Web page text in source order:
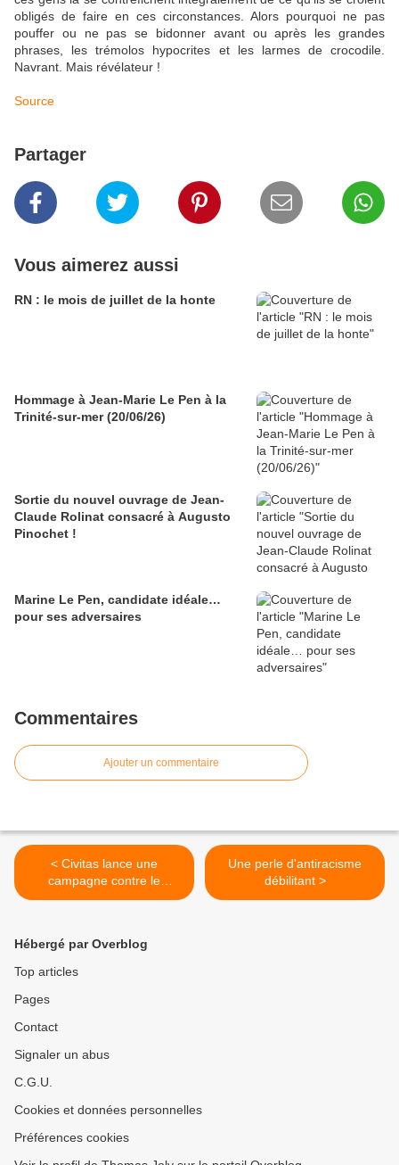
obligés de faire en ces circonstances. Alors pourquoi ne pas
pouffer ou ne pas se bidonner avant ou après les grandes
phrases, les trémolos hypocrites et les larmes de crocodile.
Navrant. Mais révélateur !
Source
Partager
Vous aimerez aussi
RN : le mois de juillet de la honte
Hommage à Jean-Marie Le Pen à la
Trinité-sur-mer (20/06/26)
Sortie du nouvel ouvrage de Jean-
Claude Rolinat consacré à Augusto
Pinochet !
Marine Le Pen, candidate idéale…
pour ses adversaires
Commentaires
Ajouter un commentaire
< Civitas lance une
campagne contre le
mariage homo
Une perle d'antiracisme
débilitant >
Hébergé par Overblog
Top articles
Pages
Contact
Signaler un abus
C.G.U.
Cookies et données personnelles
Préférences cookies